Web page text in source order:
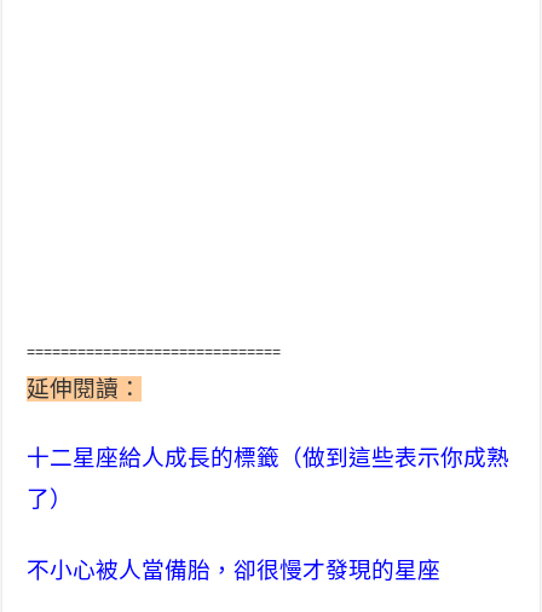
==============================
延伸閱讀：
十二星座給人成長的標籤（做到這些表示你成熟
了）
不小心被人當備胎，卻很慢才發現的星座